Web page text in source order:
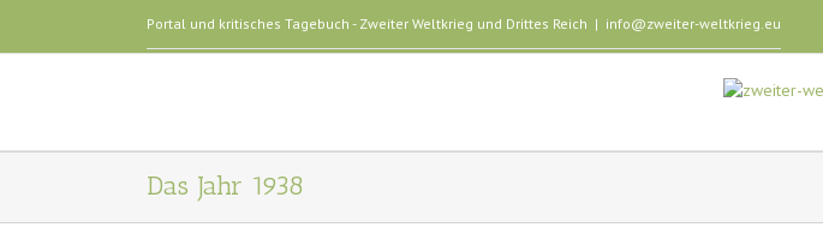
Portal und kritisches Tagebuch - Zweiter Weltkrieg und Drittes Reich | info@zweiter-weltkrieg.eu
Das Jahr 1938